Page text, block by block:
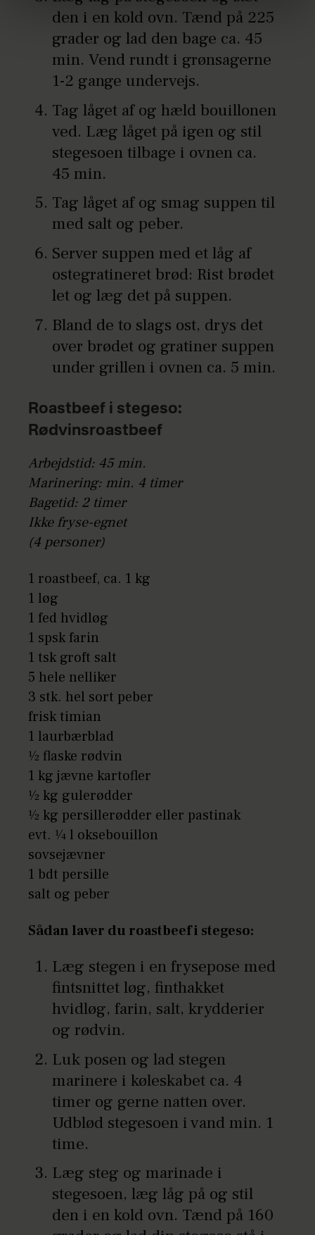
dine personoplysninger i forbindelse hermed i både
privatlivspolitikog cookiepolitik.
den i en kold ovn. Tænd på 225
grader og lad den bage ca. 45
min. Vend rundt i grønsagerne
1-2 gange undervejs.
Tag låget af og hæld bouillonen
ved. Læg låget på igen og stil
stegesoen tilbage i ovnen ca.
45 min.
Tag låget af og smag suppen til
med salt og peber.
Server suppen med et låg af
ostegratineret brød: Rist brødet
let og læg det på suppen.
Bland de to slags ost, drys det
over brødet og gratiner suppen
under grillen i ovnen ca. 5 min.
Roastbeef i stegeso:
Rødvinsroastbeef
Arbejdstid: 45 min.
Marinering: min. 4 timer
Bagetid: 2 timer
Ikke fryse-egnet
(4 personer)
1 roastbeef, ca. 1 kg
1 løg
1 fed hvidløg
1 spsk farin
1 tsk groft salt
5 hele nelliker
3 stk. hel sort peber
frisk timian
1 laurbærblad
1⁄2 flaske rødvin
1 kg jævne kartofler
1⁄2 kg gulerødder
1⁄2 kg persillerødder eller pastinak
evt. 1⁄4 l oksebouillon
sovsejævner
1 bdt persille
salt og peber
Sådan laver du roastbeef i stegeso:
Læg stegen i en frysepose med
fintsnittet løg, finthakket
hvidløg, farin, salt, krydderier
og rødvin.
Luk posen og lad stegen
marinere i køleskabet ca. 4
timer og gerne natten over.
Udblød stegesoen i vand min. 1
time.
Læg steg og marinade i
stegesoen, læg låg på og stil
den i en kold ovn. Tænd på 160